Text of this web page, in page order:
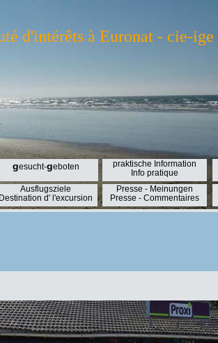
praktische Information
Info pratique
d'intérêts à Euronat - cie-ige
gesucht-geboten
Presse - Meinungen
Presse - Commentaires
Ausflugsziele
Destination d' l'excursion